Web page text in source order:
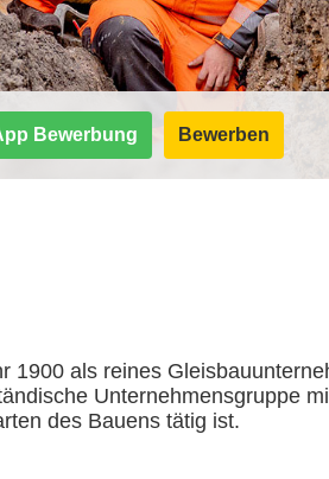
Bewerbung Bewerben
1900 als reines
Unternehmensgruppe
des Bauens tätig ist.